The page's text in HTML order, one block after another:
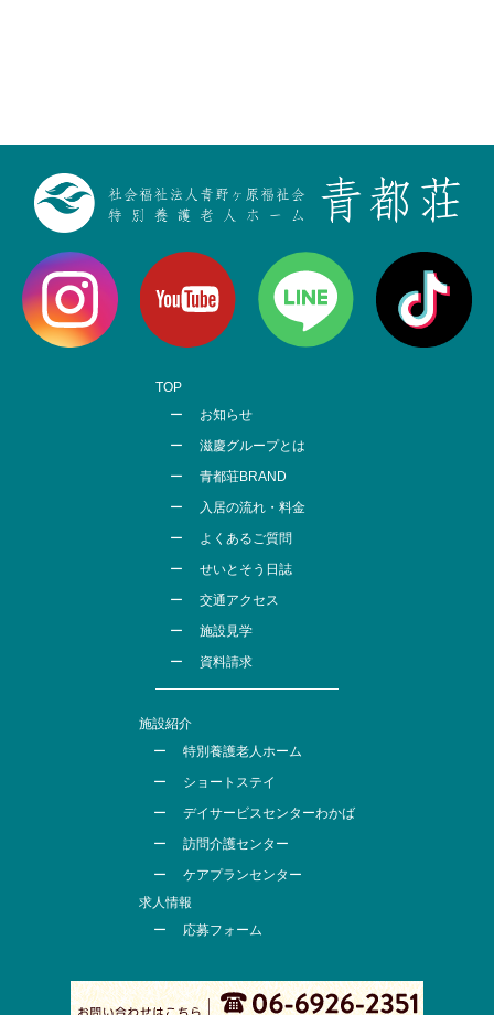
TOP
お知らせ
滋慶グループとは
青都荘BRAND
入居の流れ・料金
よくあるご質問
せいとそう日誌
交通アクセス
施設見学
資料請求
施設紹介
特別養護老人ホーム
ショートステイ
デイサービスセンターわかば
訪問介護センター
ケアプランセンター
求人情報
応募フォーム